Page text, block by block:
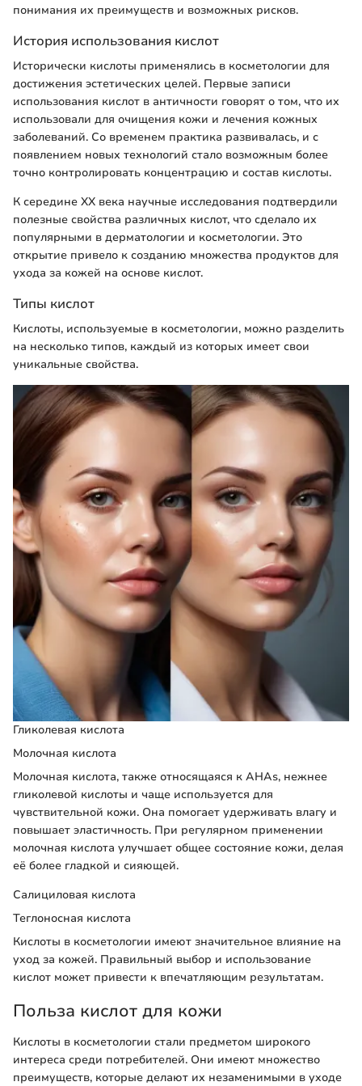
понимания их преимуществ и возможных рисков.
История использования кислот
Исторически кислоты применялись в косметологии для
достижения эстетических целей. Первые записи
использования кислот в античности говорят о том, что их
использовали для очищения кожи и лечения кожных
заболеваний. Со временем практика развивалась, и с
появлением новых технологий стало возможным более
точно контролировать концентрацию и состав кислоты.
К середине XX века научные исследования подтвердили
полезные свойства различных кислот, что сделало их
популярными в дерматологии и косметологии. Это
открытие привело к созданию множества продуктов для
ухода за кожей на основе кислот.
Типы кислот
Кислоты, используемые в косметологии, можно разделить
на несколько типов, каждый из которых имеет свои
уникальные свойства.
Гликолевая кислота
Молочная кислота
Молочная кислота, также относящаяся к AHAs, нежнее
гликолевой кислоты и чаще используется для
чувствительной кожи. Она помогает удерживать влагу и
повышает эластичность. При регулярном применении
молочная кислота улучшает общее состояние кожи, делая
её более гладкой и сияющей.
Салициловая кислота
Теглоносная кислота
Кислоты в косметологии имеют значительное влияние на
уход за кожей. Правильный выбор и использование
кислот может привести к впечатляющим результатам.
Польза кислот для кожи
Кислоты в косметологии стали предметом широкого
интереса среди потребителей. Они имеют множество
преимуществ, которые делают их незаменимыми в уходе